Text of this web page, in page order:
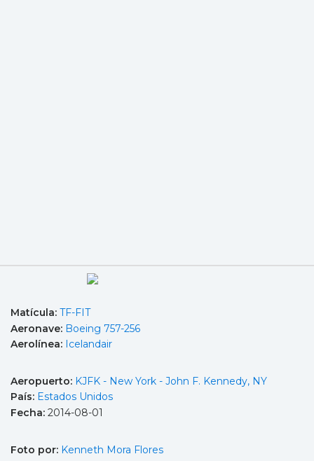
Matícula: TF-FIT
Aeronave: Boeing 757-256
Aerolínea: Icelandair
Aeropuerto: KJFK - New York - John F. Kennedy, NY
País: Estados Unidos
Fecha: 2014-08-01
Foto por: Kenneth Mora Flores